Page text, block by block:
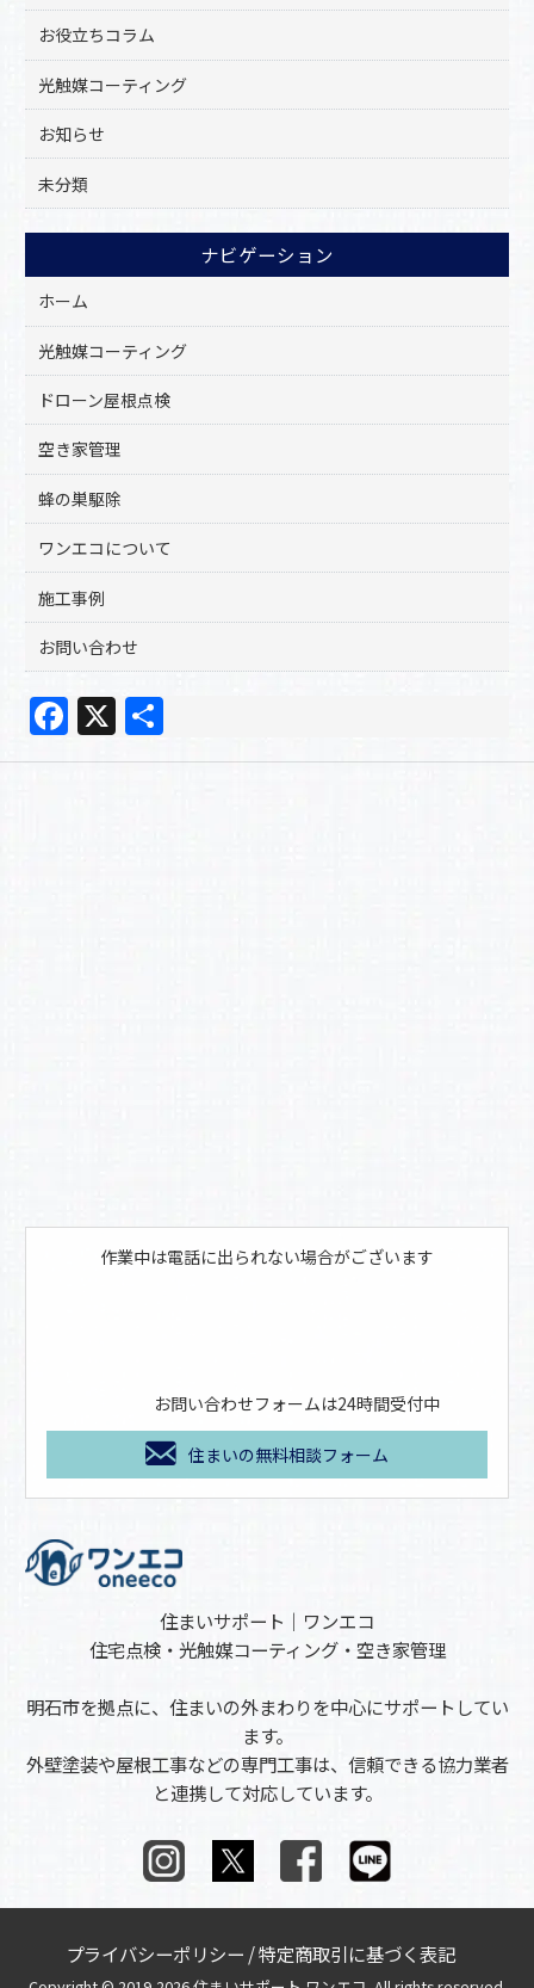
お役立ちコラム
光触媒コーティング
お知らせ
未分類
ナビゲーション
ホーム
光触媒コーティング
ドローン屋根点検
空き家管理
蜂の巣駆除
ワンエコについて
施工事例
お問い合わせ
F
a
X
有
作業中は電話に出られない場合がございます
お問い合わせフォームは24時間受付中
住まいの無料相談フォーム
住まいサポート｜ワンエコ
住宅点検・光触媒コーティング・空き家管理
明石市を拠点に、住まいの外まわりを中心にサポートしてい
ます。
外壁塗装や屋根工事などの専門工事は、信頼できる協力業者
と連携して対応しています。
プライバシーポリシー /特定商取引に基づく表記